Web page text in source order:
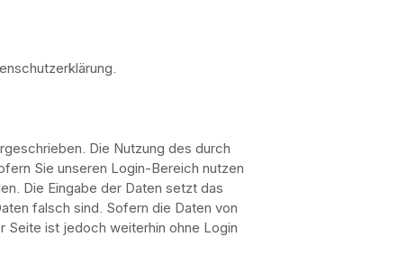
Die Nutzung des durch
Sie unseren Login-Bereich nutzen
Die Eingabe der Daten setzt das
falsch sind. Sofern die Daten von
Seite ist jedoch weiterhin ohne Login